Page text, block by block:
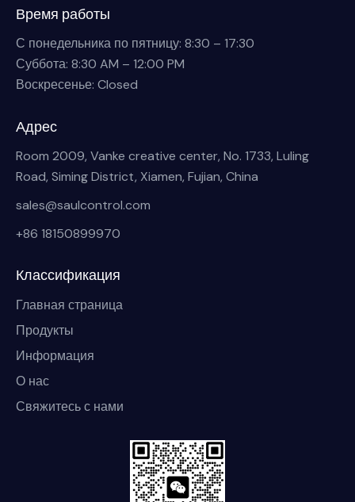
Время работы
С понедельника по пятницу: 8:30 – 17:30
Суббота: 8:30 AM – 12:00 PM
Воскресенье: Closed
Адрес
Room 2009, Vanke creative center, No. 1733, Luling
Road, Siming District, Xiamen, Fujian, China
sales@saulcontrol.com
+86 18150899970
Классификация
Главная страница
Продукты
Информация
О нас
Свяжитесь с нами